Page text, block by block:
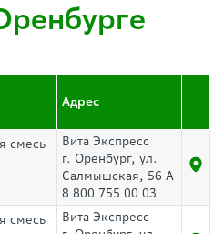
Адрес
смесь
Вита Экспресс
г. Оренбург, ул.
Салмышская, 56 А
8 800 755 00 03
смесь
Вита Экспресс